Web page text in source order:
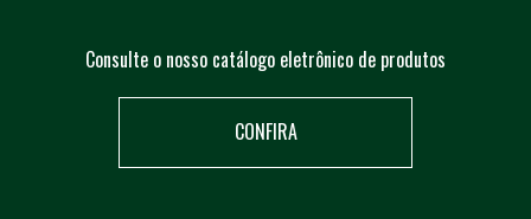
Consulte o nosso catálogo eletrônico de produtos
CONFIRA